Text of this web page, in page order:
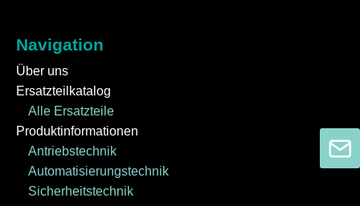
Navigation
Über uns
Ersatzteilkatalog
Alle Ersatzteile
Produktinformationen
Antriebstechnik
Automatisierungstechnik
Sicherheitstechnik